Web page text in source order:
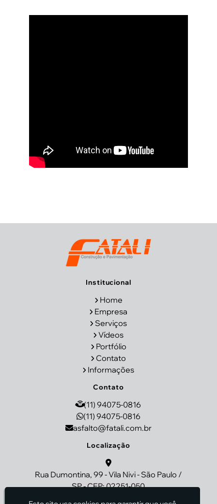
Institucional
Home
Empresa
Serviços
Vídeos
Portfólio
Contato
Informações
Contato
(11) 94075-0816
(11) 94075-0816
asfalto@fatali.com.br
Localização
Rua Dumontina, 99 - Vila Nivi - São Paulo /
SP - CEP: 02251-050